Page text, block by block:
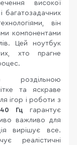
високої
багатозадачних
він
компонентами
Цей ноутбук
хто прагне
роздільною
та яскраве
ігор і роботи з
Гц гарантує
важливо для
вирішує все.
реалістичні